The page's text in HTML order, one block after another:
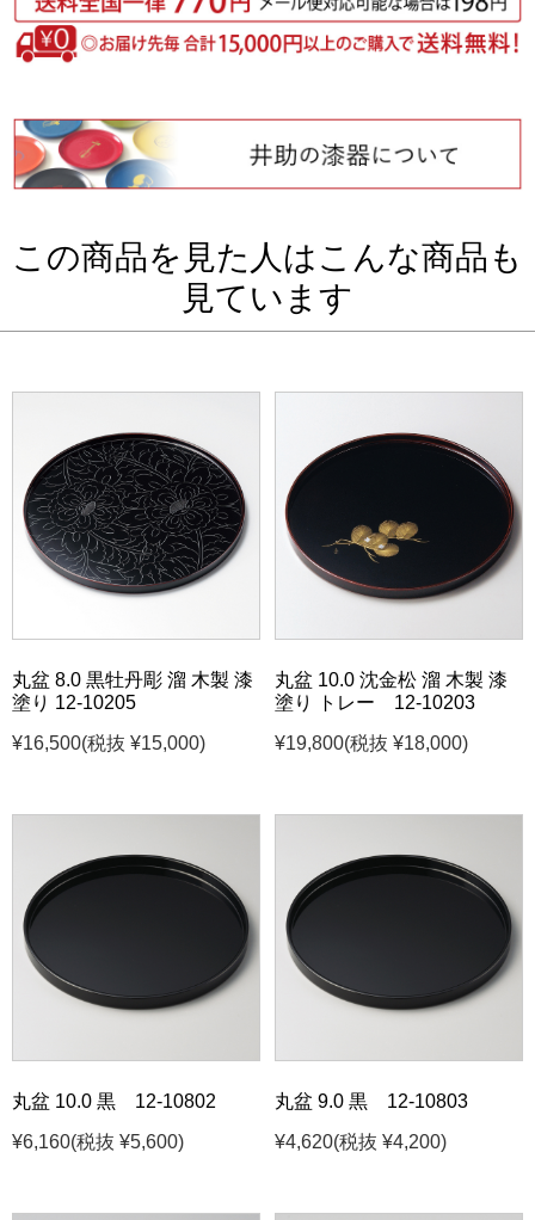
この商品を見た人はこんな商品も
見ています
丸盆 8.0 黒牡丹彫 溜 木製 漆
塗り 12-10205
¥16,500(税抜 ¥15,000)
丸盆 10.0 沈金松 溜 木製 漆
塗り トレー 12-10203
¥19,800(税抜 ¥18,000)
丸盆 10.0 黒 12-10802
¥6,160(税抜 ¥5,600)
丸盆 9.0 黒 12-10803
¥4,620(税抜 ¥4,200)